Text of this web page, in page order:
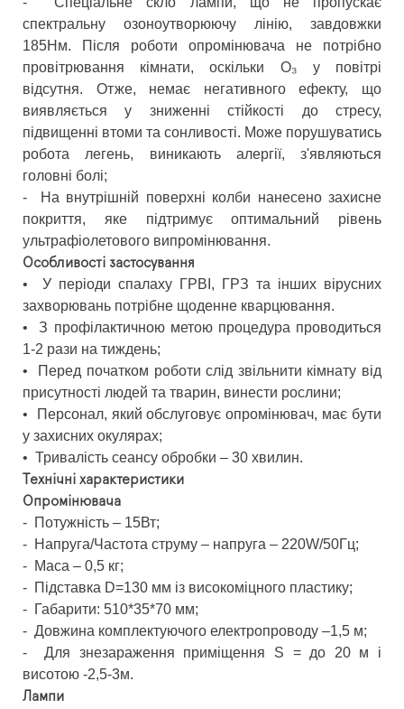
спектральну озоноутворюючу лінію, завдовжки
185Нм. Після роботи опромінювача не потрібно
провітрювання кімнати, оскільки О₃ у повітрі
відсутня. Отже, немає негативного ефекту, що
виявляється у зниженні стійкості до стресу,
підвищенні втоми та сонливості. Може порушуватись
робота легень, виникають алергії, з'являються
головні болі;
-
На внутрішній поверхні колби нанесено захисне
покриття, яке підтримує оптимальний рівень
ультрафіолетового випромінювання.
Особливості застосування
•
У періоди спалаху ГРВІ, ГРЗ та інших вірусних
захворювань потрібне щоденне кварцювання.
•
З профілактичною метою процедура проводиться
1-2 рази на тиждень;
•
Перед початком роботи слід звільнити кімнату від
присутності людей та тварин, винести рослини;
•
Персонал, який обслуговує опромінювач, має бути
у захисних окулярах;
• Тривалість сеансу обробки – 30 хвилин.
Технічні характеристики
Опромінювача
- Потужність – 15Вт;
- Напруга/Частота струму – напруга – 220W/50Гц;
- Маса – 0,5 кг;
- Підставка D=130 мм із високоміцного пластику;
- Габарити: 510*35*70 мм;
- Довжина комплектуючого електропроводу –1,5 м;
-
Для знезараження приміщення S = до 20 м і
висотою -2,5-3м.
Лампи